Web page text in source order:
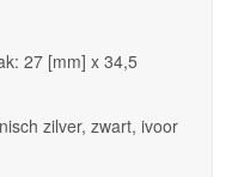
27 [mm] x 34,5
zilver, zwart, ivoor